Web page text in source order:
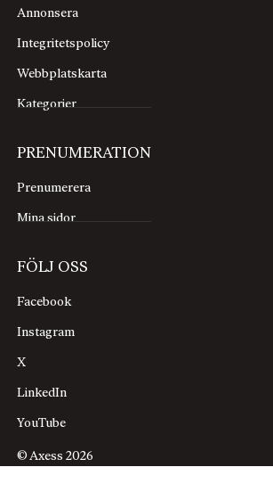
Annonsera
Integritetspolicy
Webbplatskarta
Kategorier
PRENUMERATION
Prenumerera
Mina sidor
FÖLJ OSS
Facebook
Instagram
X
LinkedIn
YouTube
© Axess 2026